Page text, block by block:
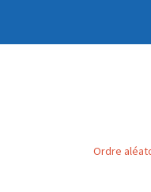
Ordre